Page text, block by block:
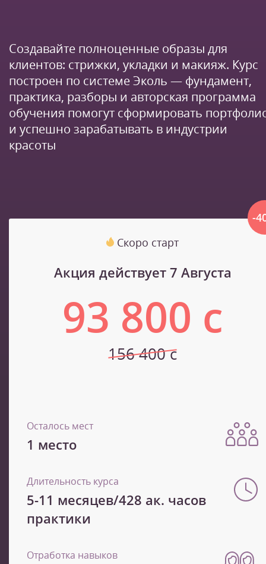
Создавайте полноценные образы для
клиентов: стрижки, укладки и макияж. Курс
построен по системе Эколь — фундамент,
практика, разборы и авторская программа
обучения помогут сформировать
и успешно зарабатывать в индустрии
красоты
-
Скоро старт
Акция действует 7 Августа
93 800 с
156 400 с
Осталось мест
1 место
Длительность курса
5-11 месяцев/428 ак. часов
практики
Отработка навыков